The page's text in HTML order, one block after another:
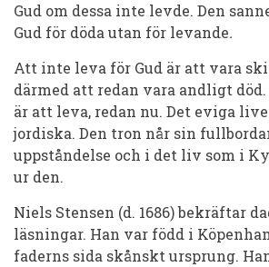
Gud om dessa inte levde. Den
Gud för dö­da utan för levande.
Att inte leva för Gud är att vara
därmed att redan va­ra and­ligt
är att leva, redan nu. Det eviga
jordiska. Den tron når sin
uppståndelse och i det liv som i
ur den.
Niels Stensen (d. 1686) bekräftar
läsningar. Han var född i
faderns sida skånskt ur­sprung.